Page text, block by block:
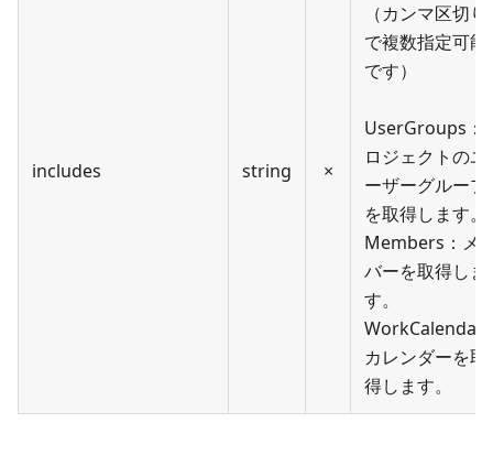
includes string ×
（カンマ区切り
で複数指定可能
です）
UserGroups：
ロジェクトのユ
ーザーグループ
を取得します。
Members：メ
バーを取得しま
す。
WorkCalendar
カレンダーを取
得します。